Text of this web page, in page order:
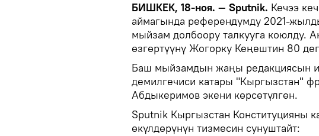
БИШКЕК, 18-ноя. — Sputnik. Кечээ
аймагында референдумду 2021-
мыйзам долбоору талкууга коюлду.
өзгөртүүнү Жогорку Кеңештин 80
Баш мыйзамдын жаңы редакциясын
демилгечиси катары "Кыргызстан"
Абдыкеримов экени көрсөтүлгөн.
Sputnik Кыргызстан Конституцияны
өкүлдөрүнүн тизмесин сунуштайт: